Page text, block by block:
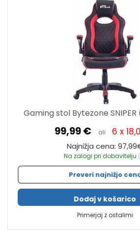
Gaming stol Bytezone
99,99 € ali 6 x
Najnižja cena:
Na zalogi pri dobavitelju
Preveri najnižjo
Dodaj v košarico
Primerjaj z ostalimi